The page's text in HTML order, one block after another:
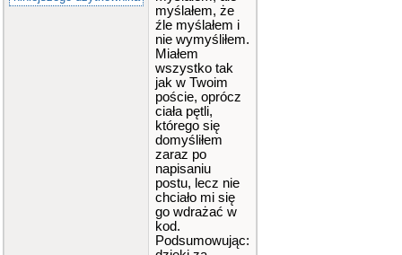
osoby <<
endl;
cin
nazwisko[
nr_osoby
];
cout
"Wpisz wi
ek osoby
numer"
nr_osoby
<<endl ;
cin>>
wiek
osoby];
myślałem, że
źle myślałem i
nie wymyśliłem.
Miałem
wszystko tak
jak w Twoim
poście, oprócz
ciała pętli,
którego się
domyśliłem
zaraz po
napisaniu
postu, lecz nie
chciało mi się
go wdrażać w
kod.
Podsumowując: